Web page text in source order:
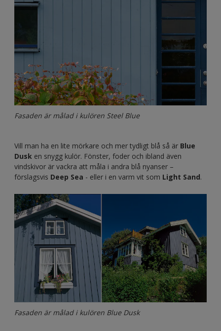
Fasaden är målad i kulören Steel Blue
Vill man ha en lite mörkare och mer tydligt blå så är Blue
Dusk en snygg kulör. Fönster, foder och ibland även
vindskivor är vackra att måla i andra blå nyanser –
förslagsvis Deep Sea - eller i en varm vit som Light Sand.
Fasaden är målad i kulören Blue Dusk